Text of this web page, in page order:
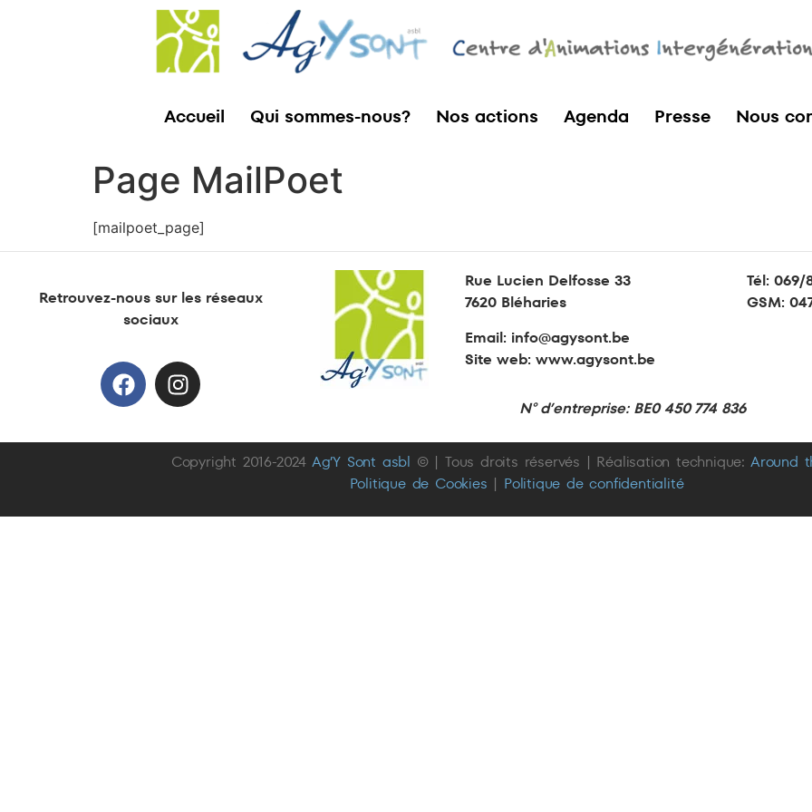
Accueil Qui sommes-nous? Nos actions Agenda Presse Nous
Page MailPoet
[mailpoet_page]
Retrouvez-nous sur les réseaux
sociaux
Rue Lucien Delfosse 33
7620 Bléharies
Email: info@agysont.be
Site web: www.agysont.be
Tél:069/
GSM:
N° d’entreprise: BE0 450 774 836
Copyright 2016-2024 Ag’Y Sont asbl © | Tous droits réservés | Réalisation technique: Around
Politique de Cookies | Politique de confidentialité